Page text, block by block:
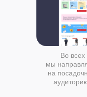
Во
мы
на
TELEGRAM